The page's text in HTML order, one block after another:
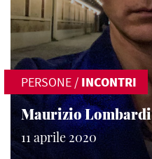
PERSONE / INCONTRI
Maurizio Lombardi
11 aprile 2020